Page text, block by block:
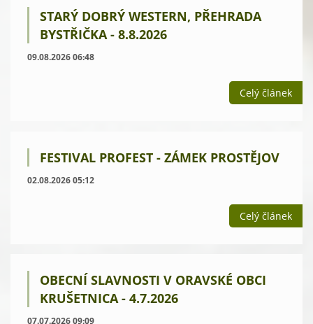
STARÝ DOBRÝ WESTERN, PŘEHRADA
BYSTŘIČKA - 8.8.2026
09.08.2026 06:48
Celý článek
FESTIVAL PROFEST - ZÁMEK PROSTĚJOV
02.08.2026 05:12
Celý článek
OBECNÍ SLAVNOSTI V ORAVSKÉ OBCI
KRUŠETNICA - 4.7.2026
07.07.2026 09:09